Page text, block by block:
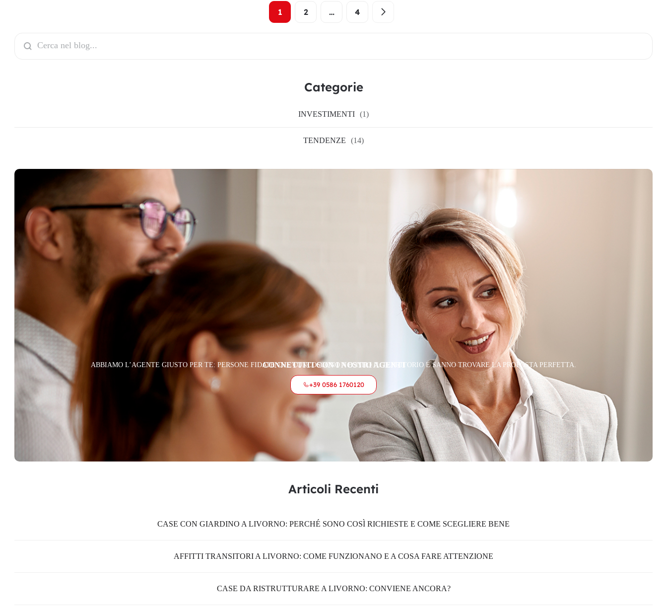
1 2 … 4
Categorie
INVESTIMENTI (1)
TENDENZE (14)
CONNETTITI CON I NOSTRI AGENTI
ABBIAMO L’AGENTE GIUSTO PER TE: PERSONE FIDATE CHE CONCOSCONO A FONDO IL TERRITORIO E SANNO TROVARE LA PROPOSTA PERFETTA.
+39 0586 1760120
Articoli Recenti
CASE CON GIARDINO A LIVORNO: PERCHÉ SONO COSÌ RICHIESTE E COME SCEGLIERE BENE
AFFITTI TRANSITORI A LIVORNO: COME FUNZIONANO E A COSA FARE ATTENZIONE
CASE DA RISTRUTTURARE A LIVORNO: CONVIENE ANCORA?